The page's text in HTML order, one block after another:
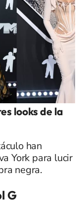
looks de la
han
York para lucir
negra.
G